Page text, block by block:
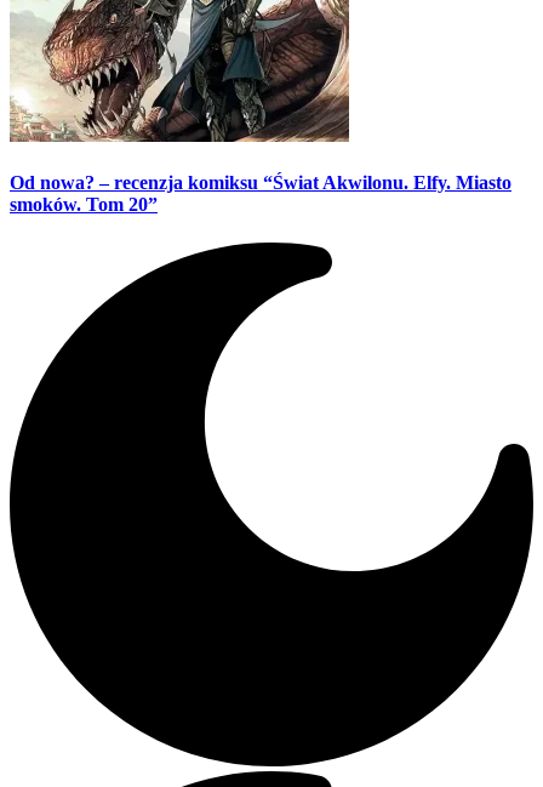
Od nowa? – recenzja komiksu “Świat Akwilonu. Elfy. Miasto
smoków. Tom 20”